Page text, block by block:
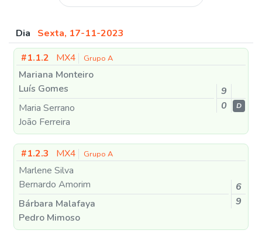
Dia
Sexta, 17-11-2023
#1.1.2
MX4 Grupo A
Mariana Monteiro
Luís Gomes
Maria Serrano
João Ferreira
9
0
D
#1.2.3 MX4 Grupo A
Marlene Silva
Bernardo Amorim
Bárbara Malafaya
Pedro Mimoso
6
9